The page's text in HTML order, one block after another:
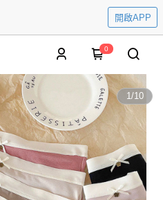
開啟APP
0
1/10